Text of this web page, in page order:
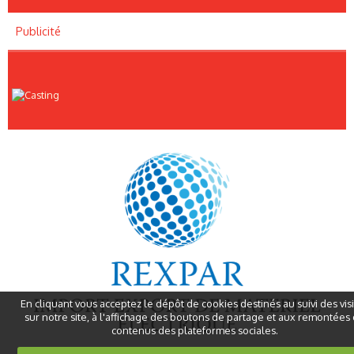
Publicité
En cliquant vous acceptez le dépôt de cookies destinés au suivi des
sur notre site, à l'affichage des boutons de partage et aux remontées
contenus des plateformes sociales.